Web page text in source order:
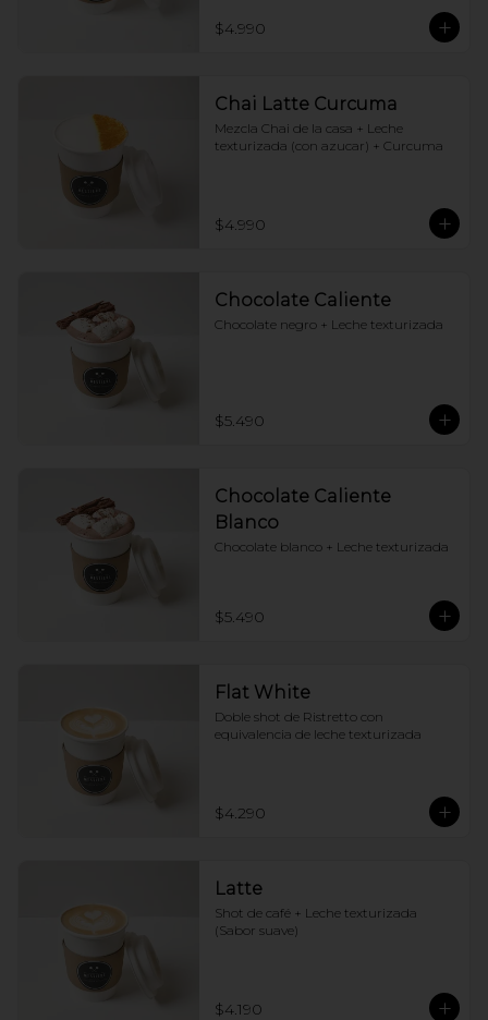
$4.990
Chai Latte Curcuma
Mezcla Chai de la casa + Leche
texturizada (con azucar) + Curcuma
$4.990
Chocolate Caliente
Chocolate negro + Leche texturizada
$5.490
Chocolate Caliente
Blanco
Chocolate blanco + Leche texturizada
$5.490
Flat White
Doble shot de Ristretto con
equivalencia de leche texturizada
$4.290
Latte
Shot de café + Leche texturizada
(Sabor suave)
$4.190